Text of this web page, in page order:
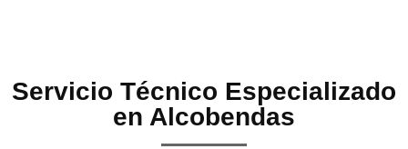
Servicio Técnico Especializado
en Alcobendas